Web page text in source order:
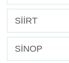
SİİRT
SİNOP